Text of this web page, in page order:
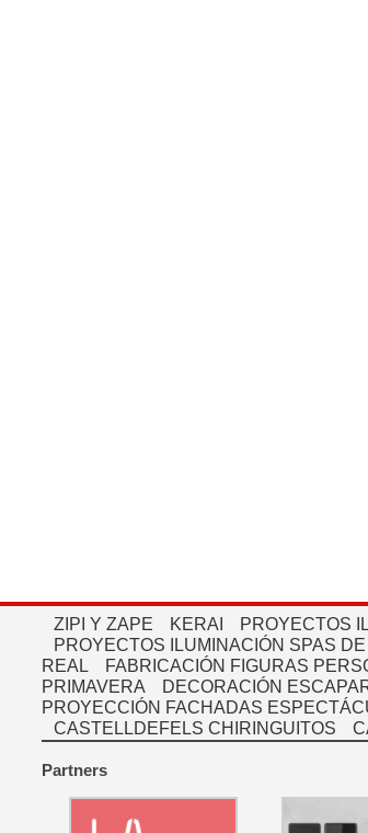
ZIPI Y ZAPE KERAI PROYECTOS
PROYECTOS ILUMINACIÓN SPAS
REAL
FABRICACIÓN FIGURAS
PRIMAVERA
DECORACIÓN
PROYECCIÓN FACHADAS
CASTELLDEFELS CHIRINGUITOS
Partners